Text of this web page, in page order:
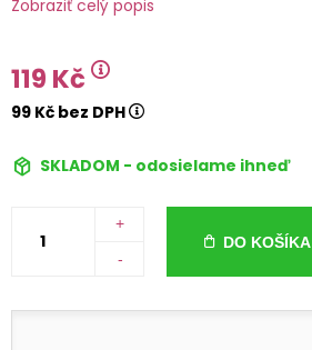
Zobraziť celý popis
119 Kč
99 Kč bez DPH
SKLADOM - odosielame ihneď
+
-
DO KOŠÍKA